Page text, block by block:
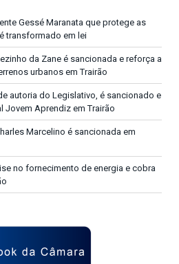
Gessé Maranata que protege as
transformado em lei
da Zane é sancionada e reforça a
urbanos em Trairão
autoria do Legislativo, é sancionado e
Jovem Aprendiz em Trairão
Marcelino é sancionada em
no fornecimento de energia e cobra